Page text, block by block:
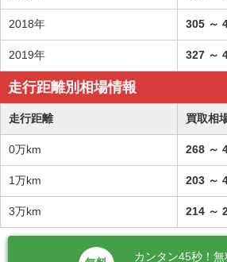
2018年 305 ～
2019年 327 ～
走行距離別相場情報
走行距離 買取相
0万km 268 ～
1万km 203 ～
3万km 214 ～
カンタン45秒！無